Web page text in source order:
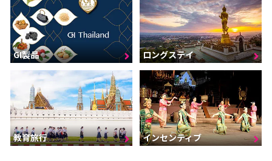
GI製品 ロングステイ
教育旅行 インセンティブ